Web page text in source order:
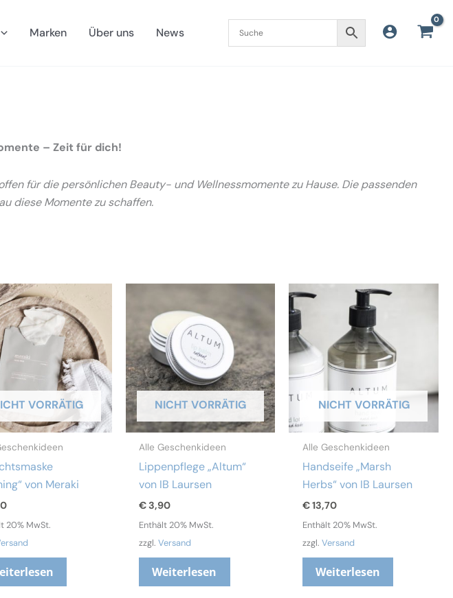
Marken Über uns News
– Zeit für dich!
für die persönlichen Beauty- und Wellnessmomente zu Hause. Die passenden
diese Momente zu schaffen.
VORRÄTIG
von Meraki
20% MwSt.
NICHT VORRÄTIG
Alle Geschenkideen
Lippenpflege „Altum“
von IB Laursen
€3,90
Enthält 20% MwSt.
zzgl.Versand
Weiterlesen
NICHT VORRÄTIG
Alle Geschenkideen
Handseife „Marsh
Herbs“ von IB Laursen
€13,70
Enthält 20% MwSt.
zzgl. Versand
Weiterlesen